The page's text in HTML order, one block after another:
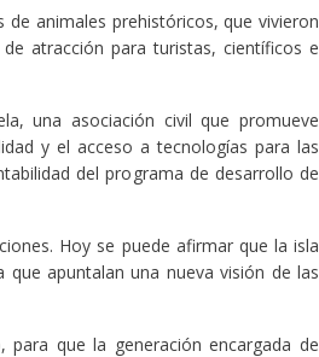
animales prehistóricos, que vivieron
atracción para turistas, científicos e
una asociación civil que promueve
y el acceso a tecnologías para las
del programa de desarrollo de
Hoy se puede afirmar que la isla
apuntalan una nueva visión de las
para que la generación encargada de